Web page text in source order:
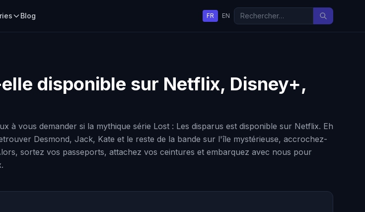
Blog FR EN
disponible sur Netflix, Disney+,
à vous demander si la mythique série Lost : Les disparus est disponible sur Netflix. Eh
Desmond, Jack, Kate et le reste de la bande sur l'île mystérieuse, accrochez-
sortez vos passeports, attachez vos ceintures et embarquez avec nous pour